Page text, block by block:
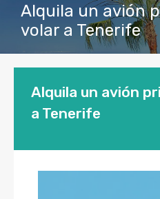
Alquila un avión
volar a Tenerife
Alquila un avión
a Tenerife